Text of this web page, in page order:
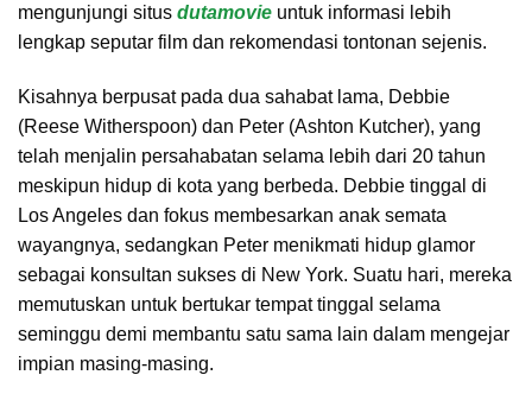
mengunjungi situs dutamovie untuk informasi lebih
lengkap seputar film dan rekomendasi tontonan sejenis.
Kisahnya berpusat pada dua sahabat lama, Debbie
(Reese Witherspoon) dan Peter (Ashton Kutcher), yang
telah menjalin persahabatan selama lebih dari 20 tahun
meskipun hidup di kota yang berbeda. Debbie tinggal di
Los Angeles dan fokus membesarkan anak semata
wayangnya, sedangkan Peter menikmati hidup glamor
sebagai konsultan sukses di New York. Suatu hari, mereka
memutuskan untuk bertukar tempat tinggal selama
seminggu demi membantu satu sama lain dalam mengejar
impian masing-masing.